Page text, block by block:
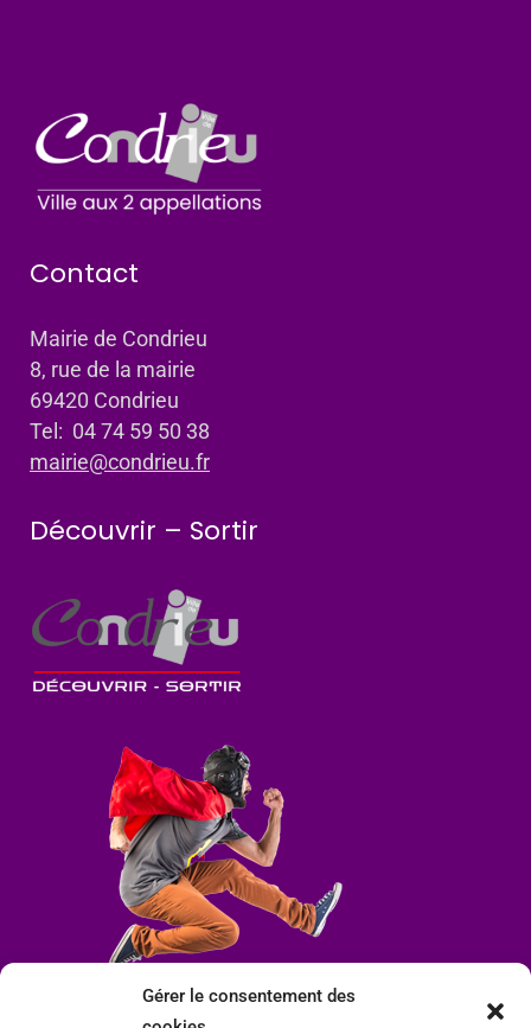
Gérer le consentement des
Contact
Mairie de Condrieu
8, rue de la mairie
69420 Condrieu
Tel: 04 74 59 50 38
mairie@condrieu.fr
Découvrir – Sortir